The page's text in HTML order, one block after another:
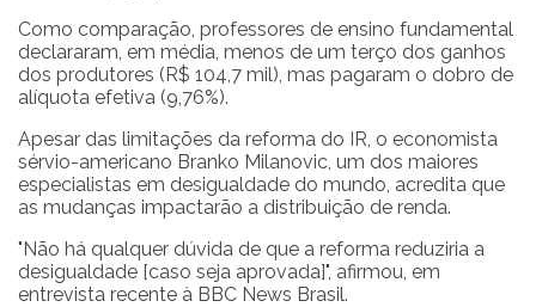
Como comparação, professores de ensino fundamental
declararam, em média, menos de um terço dos ganhos
dos produtores (R$ 104,7 mil), mas pagaram o dobro de
alíquota efetiva (9,76%).
Apesar das limitações da reforma do IR, o economista
sérvio-americano Branko Milanovic, um dos maiores
especialistas em desigualdade do mundo, acredita que
as mudanças impactarão a distribuição de renda.
"Não há qualquer dúvida de que a reforma reduziria a
desigualdade [caso seja aprovada]", afirmou, em
entrevista recente à BBC News Brasil.